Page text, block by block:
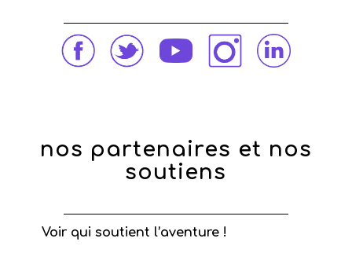
nos partenaires et nos
soutiens
Voir qui soutient l’aventure !